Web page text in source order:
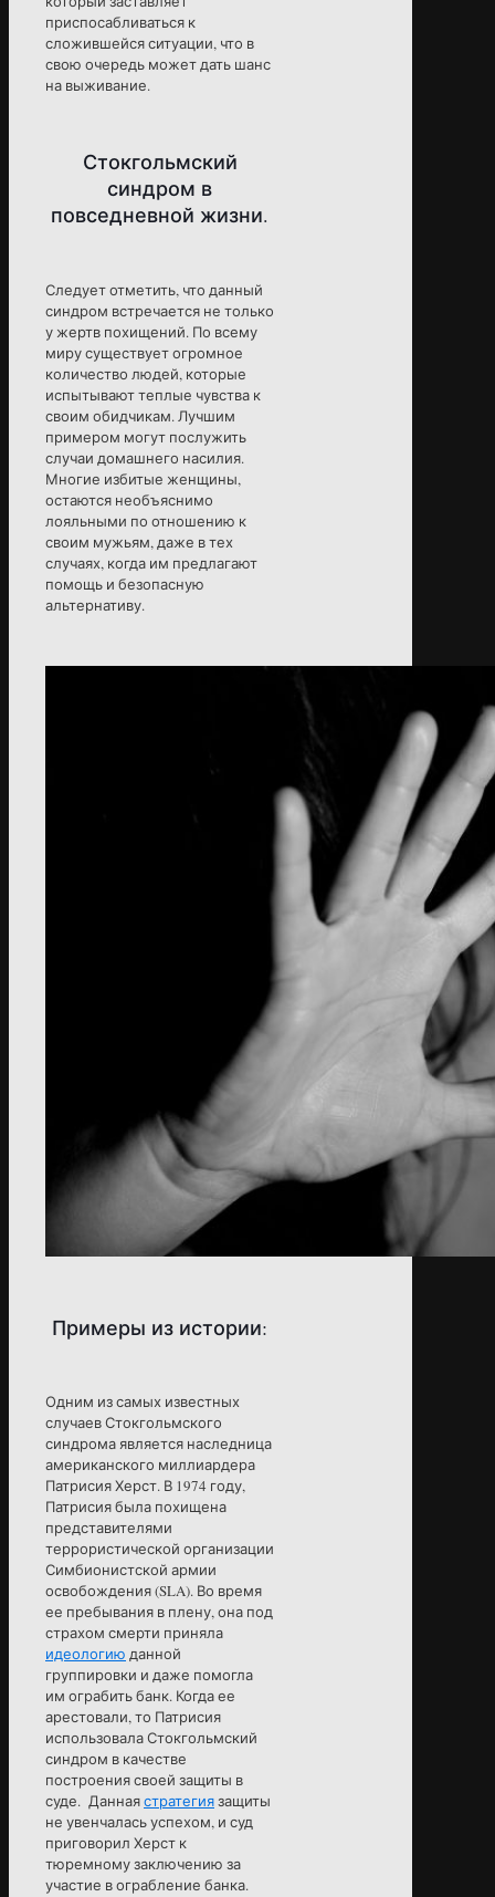
приспосабливаться к
сложившейся ситуации, что в
свою очередь может дать шанс
на выживание.
Стокгольмский
синдром в
повседневной жизни.
Следует отметить, что данный
синдром встречается не только
у жертв похищений. По всему
миру существует огромное
количество людей, которые
испытывают теплые чувства к
своим обидчикам. Лучшим
примером могут послужить
случаи домашнего насилия.
Многие избитые женщины,
остаются необъяснимо
лояльными по отношению к
своим мужьям, даже в тех
случаях, когда им предлагают
помощь и безопасную
альтернативу.
Примеры из истории:
Одним из самых известных
случаев Стокгольмского
синдрома является наследница
американского миллиардера
Патрисия Херст. В 1974 году,
Патрисия была похищена
представителями
террористической организации
Симбионистской армии
освобождения (SLA). Во время
ее пребывания в плену, она под
страхом смерти приняла
идеологию данной
группировки и даже помогла
им ограбить банк. Когда ее
арестовали, то Патрисия
использовала Стокгольмский
синдром в качестве
построения своей защиты в
суде. Даннаястратегиязащиты
не увенчалась успехом, и суд
приговорил Херст к
тюремному заключению за
участие в ограбление банка.